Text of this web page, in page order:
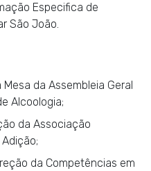
Especifica de
São João.
da Assembleia Geral
Alcoologia;
da Associação
da Competências em